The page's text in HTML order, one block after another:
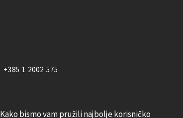
Kako bismo vam pružili najbolje korisničko
+385 1 2002 575